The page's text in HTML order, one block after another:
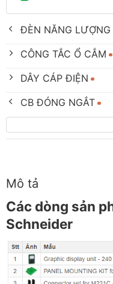
ĐÈN NĂNG LƯỢNG
CÔNG TẮC Ổ CẮM
DÂY CÁP ĐIỆN
CB ĐÓNG NGẮT
Mô tả
Các dòng sản
Schneider